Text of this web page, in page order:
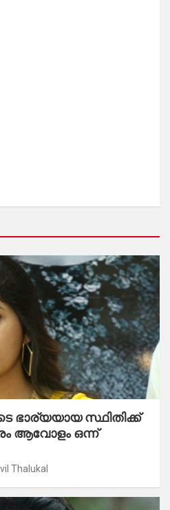
ഭാര്യയായ സ്ഥിതിക്ക്
ആവോളം ഒന്ന്
Thalukal